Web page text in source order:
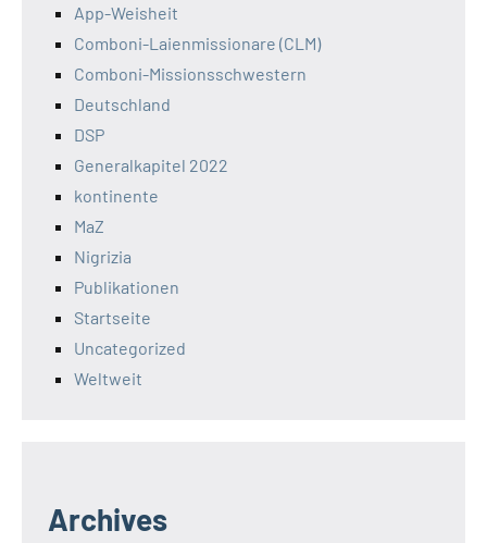
App-Weisheit
Comboni-Laienmissionare (CLM)
Comboni-Missionsschwestern
Deutschland
DSP
Generalkapitel 2022
kontinente
MaZ
Nigrizia
Publikationen
Startseite
Uncategorized
Weltweit
Archives